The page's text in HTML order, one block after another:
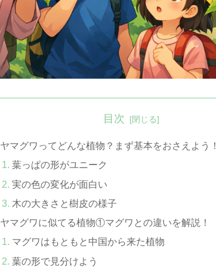
目次
ヤマグワってどんな植物？まず基本をおさえよう！
葉っぱの形がユニーク
実の色の変化が面白い
木の大きさと樹皮の様子
ヤマグワに似てる植物①マグワとの違いを解説！
マグワはもともと中国から来た植物
葉の形で見分けよう